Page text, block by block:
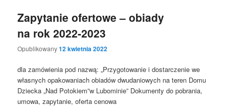
Zapytanie ofertowe – obiady
na rok 2022-2023
Opublikowany12 kwietnia 2022
dla zamówienia pod nazwą: „Przygotowanie i dostarczenie we
własnych opakowaniach obiadów dwudaniowych na teren Domu
Dziecka „Nad Potokiem”w Lubominie” Dokumenty do pobrania,
umowa, zapytanie, oferta cenowa